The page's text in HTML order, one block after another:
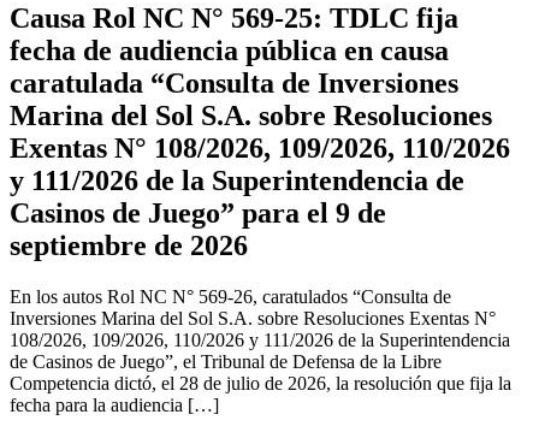
Causa Rol NC N° 569-25: TDLC fija
fecha de audiencia pública en causa
caratulada “Consulta de Inversiones
Marina del Sol S.A. sobre Resoluciones
Exentas N° 108/2026, 109/2026, 110/2026
y 111/2026 de la Superintendencia de
Casinos de Juego” para el 9 de
septiembre de 2026
En los autos Rol NC N° 569-26, caratulados “Consulta de
Inversiones Marina del Sol S.A. sobre Resoluciones Exentas N°
108/2026, 109/2026, 110/2026 y 111/2026 de la Superintendencia
de Casinos de Juego”, el Tribunal de Defensa de la Libre
Competencia dictó, el 28 de julio de 2026, la resolución que fija la
fecha para la audiencia […]